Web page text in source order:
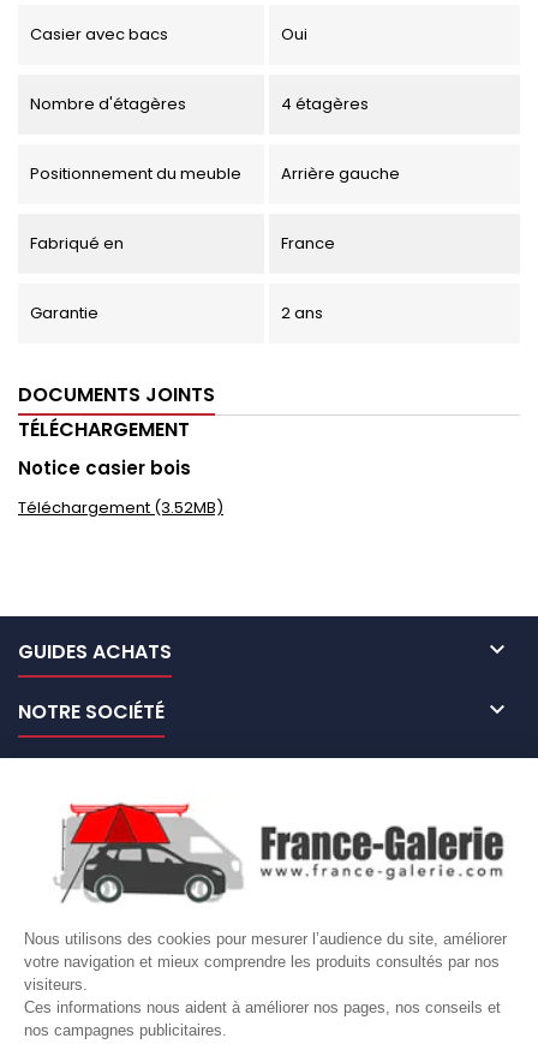
Nous utilisons des cookies pour mesurer l’audience du site, améliorer
votre navigation et mieux comprendre les produits consultés par nos
visiteurs.
Ces informations nous aident à améliorer nos pages, nos conseils et
nos campagnes publicitaires.
Casier avec bacs Oui
Nombre d'étagères 4 étagères
Positionnement du meuble Arrière gauche
Fabriqué en France
Garantie 2 ans
DOCUMENTS JOINTS
TÉLÉCHARGEMENT
Notice casier bois
Téléchargement (3.52MB)
GUIDES ACHATS 
NOTRE SOCIÉTÉ 
VOTRE COMPTE 
Site protégé par reCAPTCHA.
LETTRE D'INFORMATIONS